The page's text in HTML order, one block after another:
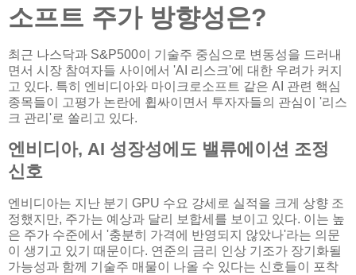
소프트 주가 방향성은?
최근 나스닥과 S&P500이 기술주 중심으로 변동성을 드러내
면서 시장 참여자들 사이에서 'AI 리스크'에 대한 우려가 커지
고 있다. 특히 엔비디아와 마이크로소프트 같은 AI 관련 핵심
종목들이 고평가 논란에 휩싸이면서 투자자들의 관심이 '리스
크 관리'로 쏠리고 있다.
엔비디아, AI 성장성에도 밸류에이션 조정
신호
엔비디아는 지난 분기 GPU 수요 강세로 실적을 크게 상향 조
정했지만, 주가는 예상과 달리 보합세를 보이고 있다. 이는 높
은 주가 수준에서 '충분히 가격에 반영되지 않았나'라는 의문
이 생기고 있기 때문이다. 연준의 금리 인상 기조가 장기화될
가능성과 함께 기술주 매물이 나올 수 있다는 신호들이 포착